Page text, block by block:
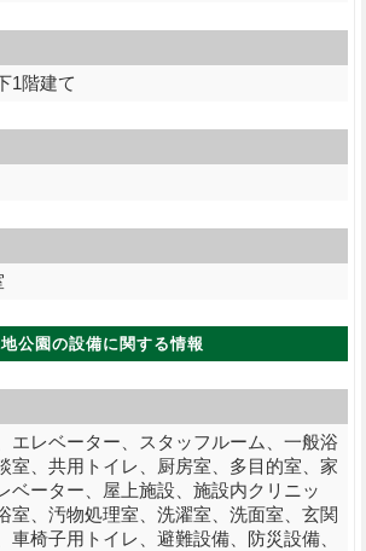
1階建て
公園の設備に関する情報
エレベーター、スタッフルーム、一般浴
室、共用トイレ、厨房室、多目的室、家
ベーター、屋上施設、施設内クリニッ
室、汚物処理室、洗濯室、洗面室、玄関
車椅子用トイレ、避難設備、防災設備、